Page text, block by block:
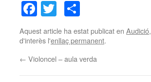
Facebook
Twitter
Aquest article ha estat publicat en Audició,
d'interès l'enllaç permanent.
← Violoncel – aula verda